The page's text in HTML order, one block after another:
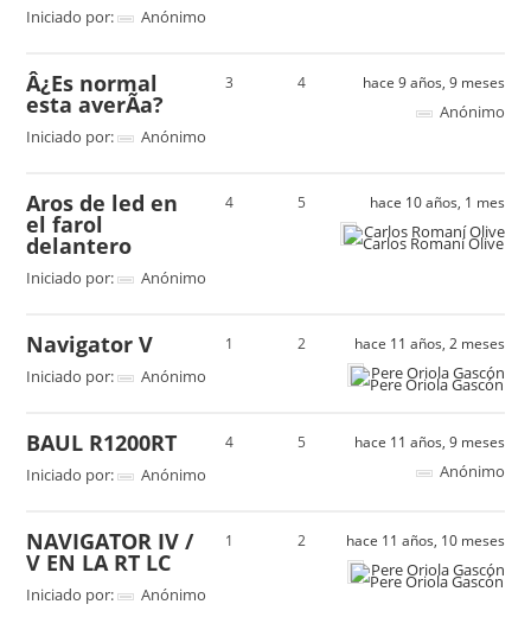
Iniciado por: Anónimo
Â¿Es normal
esta averÃ­a?
Iniciado por: Anónimo
3 4 hace 9 años, 9 meses
Anónimo
Aros de led en
el farol
delantero
Iniciado por: Anónimo
4 5 hace 10 años, 1 mes
Carlos Romaní Olive
Navigator V
Iniciado por: Anónimo
1 2 hace 11 años, 2 meses
Pere Oriola Gascón
BAUL R1200RT
Iniciado por: Anónimo
4 5 hace 11 años, 9 meses
Anónimo
NAVIGATOR IV /
V EN LA RT LC
Iniciado por: Anónimo
1 2 hace 11 años, 10 meses
Pere Oriola Gascón